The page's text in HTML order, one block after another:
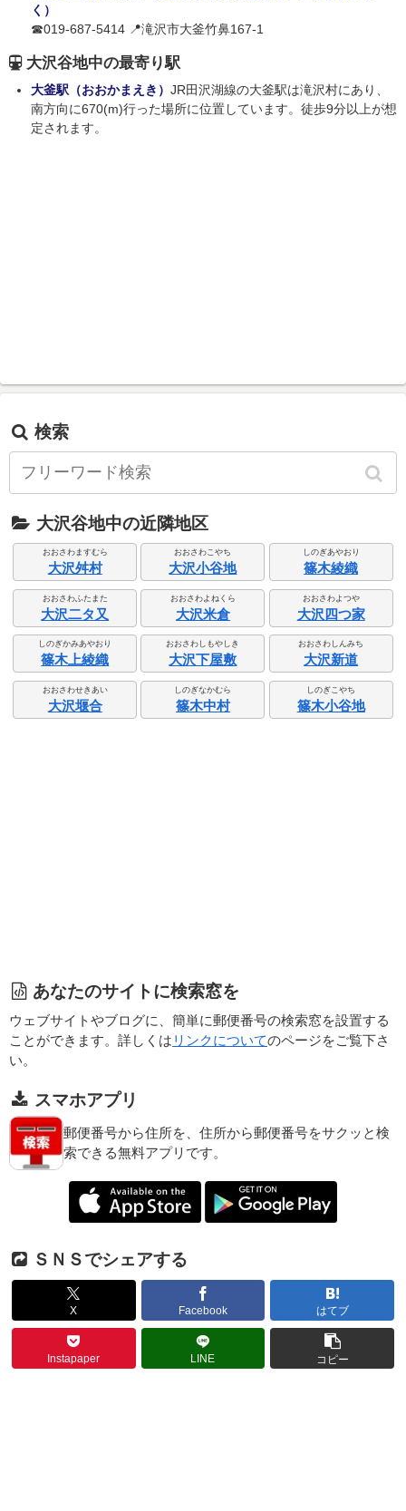
く）
☎019-687-5414 📍滝沢市大釜竹鼻167-1
大沢谷地中の最寄り駅
大釜駅（おおかまえき） JR田沢湖線の大釜駅は滝沢村にあり、
南方向に670(m)行った場所に位置しています。徒歩9分以上が想
定されます。
検索
大沢谷地中の近隣地区
おおさわますむら
大沢舛村
おおさわこやち
大沢小谷地
しのぎあやおり
篠木綾織
おおさわふたまた
大沢二タ又
おおさわよねくら
大沢米倉
おおさわよつや
大沢四つ家
しのぎかみあやおり
篠木上綾織
おおさわしもやしき
大沢下屋敷
おおさわしんみち
大沢新道
おおさわせきあい
大沢堰合
しのぎなかむら
篠木中村
しのぎこやち
篠木小谷地
あなたのサイトに検索窓を
ウェブサイトやブログに、簡単に郵便番号の検索窓を設置する
ことができます。詳しくは リンクについてのページをご覧下さ
い。
スマホアプリ
郵便番号から住所を、住所から郵便番号をサクッと検
索できる無料アプリです。
ＳＮＳでシェアする
X Facebook はてブ
Instapaper LINE コピー